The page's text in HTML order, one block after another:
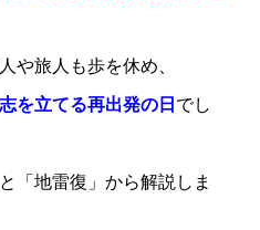
や旅人も歩を休め、
を立てる再出発の日 でし
「地雷復」から解説しま